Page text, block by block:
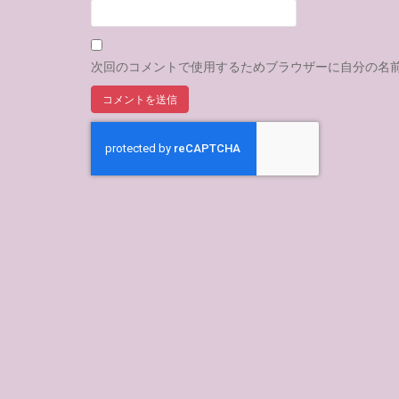
次回のコメントで使用するためブラウザーに自分の名